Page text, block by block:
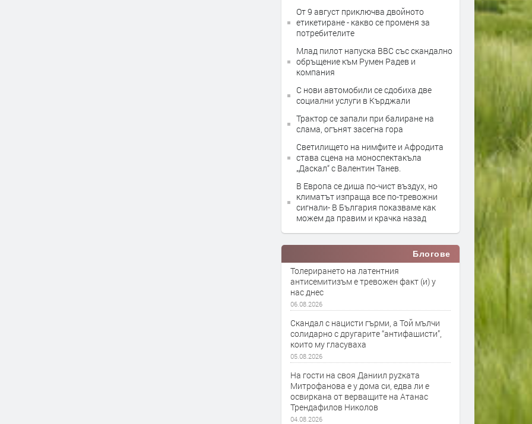
От 9 август приключва двойното
етикетиране - какво се променя за
потребителите
Млад пилот напуска ВВС със скандално
обръщение към Румен Радев и
компания
С нови автомобили се сдобиха две
социални услуги в Кърджали
Трактор се запали при балиране на
слама, огънят засегна гора
Светилището на нимфите и Афродита
става сцена на моноспектакъла
„Даскал“ с Валентин Танев.
В Европа се диша по-чист въздух, но
климатът изпраща все по-тревожни
сигнали- В България показваме как
можем да правим и крачка назад
Блогове
Толерирането на латентния
антисемитизъм е тревожен факт (и) у
нас днес
06.08.2026
Скандал с нацисти гърми, а Той мълчи
солидарно с другарите “антифашисти”,
които му гласуваха
05.08.2026
На гости на своя Даниил руzката
Митрофанова е у дома си, едва ли е
освиркана от верващите на Атанас
Трендафилов Николов
04.08.2026